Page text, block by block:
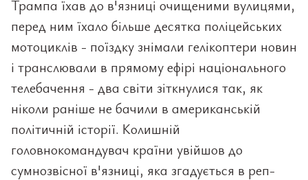
Трампа їхав до в'язниці очищеними вулицями,
перед ним їхало більше десятка поліцейських
мотоциклів - поїздку знімали гелікоптери новин
і транслювали в прямому ефірі національного
телебачення - два світи зіткнулися так, як
ніколи раніше не бачили в американській
політичній історії. Колишній
головнокомандувач країни увійшов до
сумнозвісної в'язниці, яка згадується в реп-